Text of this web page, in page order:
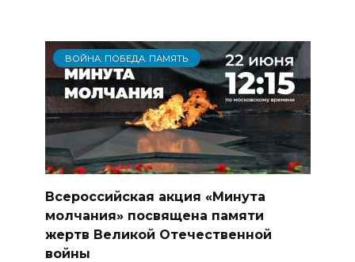
ВОЙНА. ПОБЕДА. ПАМЯТЬ
Всероссийская акция «Минута
молчания» посвящена памяти
жертв Великой Отечественной
войны